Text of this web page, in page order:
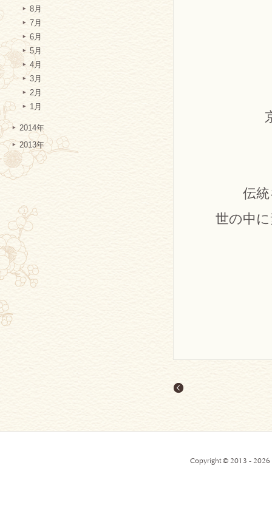
8月
7月
6月
5月
4月
3月
2月
1月
2014年
2013年
伝
世の中
Copyright © 2013 - 2026